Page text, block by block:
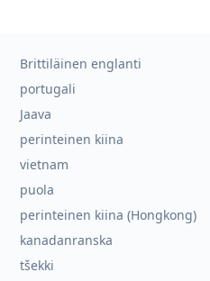
Brittiläinen englanti
portugali
Jaava
perinteinen kiina
vietnam
puola
perinteinen kiina (Hongkong)
kanadanranska
tšekki